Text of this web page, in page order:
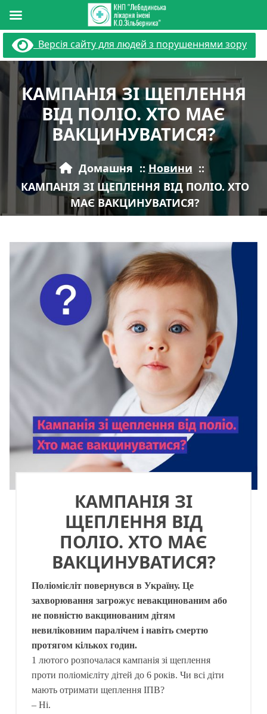
Перейти
вмісту
Версія сайту для людей з порушеннями зору
КАМПАНІЯ ЗІ ЩЕПЛЕННЯ
ВІД ПОЛІО. ХТО МАЄ
ВАКЦИНУВАТИСЯ?
Домашня ::Новини ::
КАМПАНІЯ ЗІ ЩЕПЛЕННЯ ВІД ПОЛІО. ХТО
МАЄ ВАКЦИНУВАТИСЯ?
КАМПАНІЯ ЗІ
ЩЕПЛЕННЯ ВІД
ПОЛІО. ХТО МАЄ
ВАКЦИНУВАТИСЯ?
Поліомієліт повернувся в Україну. Це
захворювання загрожує невакцинованим або
не повністю вакцинованим дітям
невиліковним паралічем і навіть смертю
протягом кількох годин.
1 лютого розпочалася кампанія зі щеплення
проти поліомієліту дітей до 6 років. Чи всі діти
мають отримати щеплення ІПВ?
– Ні.